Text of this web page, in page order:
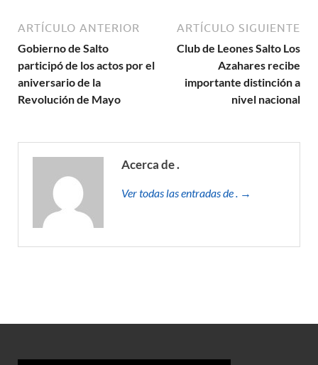
ARTÍCULO ANTERIOR
Gobierno de Salto
participó de los actos por el
aniversario de la
Revolución de Mayo
ARTÍCULO SIGUIENTE
Club de Leones Salto Los
Azahares recibe
importante distinción a
nivel nacional
Acerca de .
Ver todas las entradas de . →